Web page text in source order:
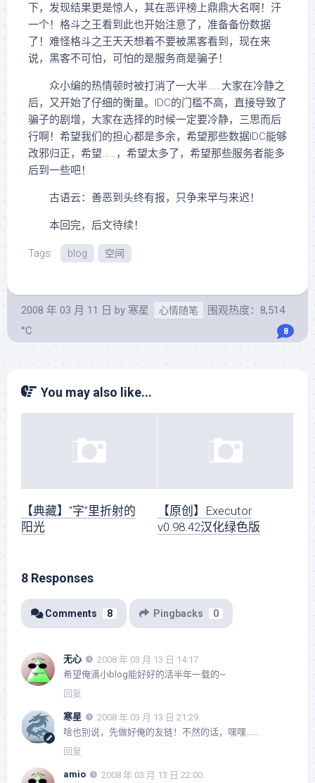
下，发现结果更是惊人，其在恶评榜上鼎鼎大名啊！汗
一个！格斗之王看到此也开始注意了，准备备份数据
了！难怪格斗之王天天想着不要被黑客看到，现在来
说，黑客不可怕，可怕的是服务商是骗子！
众小编的热情顿时被打消了一大半……大家在冷静之
后，又开始了仔细的衡量。IDC的门槛不高，直接导致了
骗子的剧增，大家在选择的时候一定要冷静，三思而后
行啊！希望我们的担心都是多余，希望那些数据IDC能够
改邪归正，希望……，希望太多了，希望那些服务者能多
后到一些吧！
古语云：善恶到头终有报，只争来早与来迟！
本回完，后文待续！
Tags: blog 空间
2008 年 03 月 11 日 by 寒星 心情随笔
围观热度：8,514
°C
8
You may also like...
【典藏】“字”里折射的
阳光
【原创】Executor
v0.98.42汉化绿色版
8 Responses
Comments 8 Pingbacks 0
无心
2008 年 03 月 13 日 14:17
希望俺滴小blog能好好的活半年一载的~
回复
寒星
2008 年 03 月 13 日 21:29
啥也别说，先做好俺的友链！不然的话，嘿嘿……
回复
amio
2008 年 03 月 13 日 22:00